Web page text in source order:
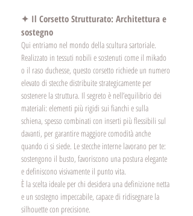
✦ Il Corsetto Strutturato: Architettura e
sostegno
Qui entriamo nel mondo della scultura sartoriale.
Realizzato in tessuti nobili e sostenuti come il mikado
o il raso duchesse, questo corsetto richiede un numero
elevato di stecche distribuite strategicamente per
sostenere la struttura. Il segreto è nell’equilibrio dei
materiali: elementi più rigidi sui fianchi e sulla
schiena, spesso combinati con inserti più flessibili sul
davanti, per garantire maggiore comodità anche
quando ci si siede. Le stecche interne lavorano per te:
sostengono il busto, favoriscono una postura elegante
e definiscono visivamente il punto vita.
È la scelta ideale per chi desidera una definizione netta
e un sostegno impeccabile, capace di ridisegnare la
silhouette con precisione.